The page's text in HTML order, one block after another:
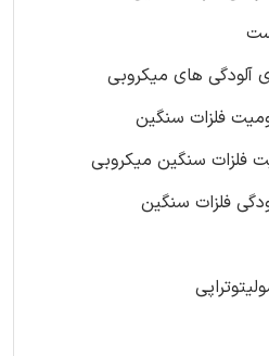
آلودگی های میکروبی
فلزات سنگین
فلزات سنگین میکروبی
فلزات سنگین